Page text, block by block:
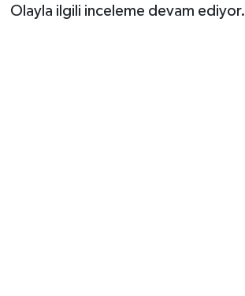
Olayla ilgili inceleme devam ediyor.